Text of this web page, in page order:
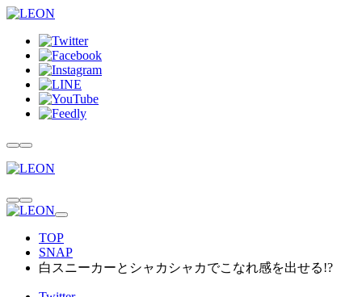
TOP
SNAP
白スニーカーとシャカシャカでこなれ感を出せる!?